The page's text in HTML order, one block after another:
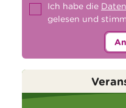
Ich habe die
gelesen und